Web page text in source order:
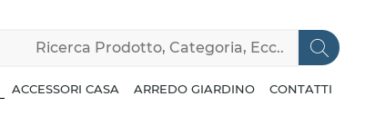
ACCESSORI CASA ARREDO GIARDINO CONTATTI